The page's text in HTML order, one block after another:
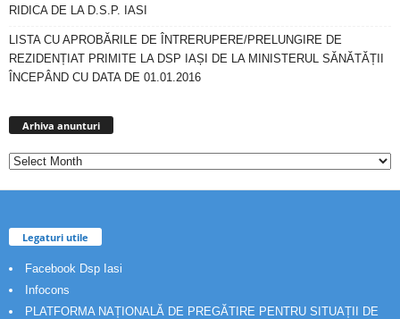
RIDICA DE LA D.S.P. IASI
LISTA CU APROBĂRILE DE ÎNTRERUPERE/PRELUNGIRE DE
REZIDENȚIAT PRIMITE LA DSP IAȘI DE LA MINISTERUL SĂNĂTĂȚII
ÎNCEPÂND CU DATA DE 01.01.2016
Arhiva anunturi
Legaturi utile
Facebook Dsp Iasi
Infocons
PLATFORMA NAȚIONALĂ DE PREGĂTIRE PENTRU SITUAȚII DE